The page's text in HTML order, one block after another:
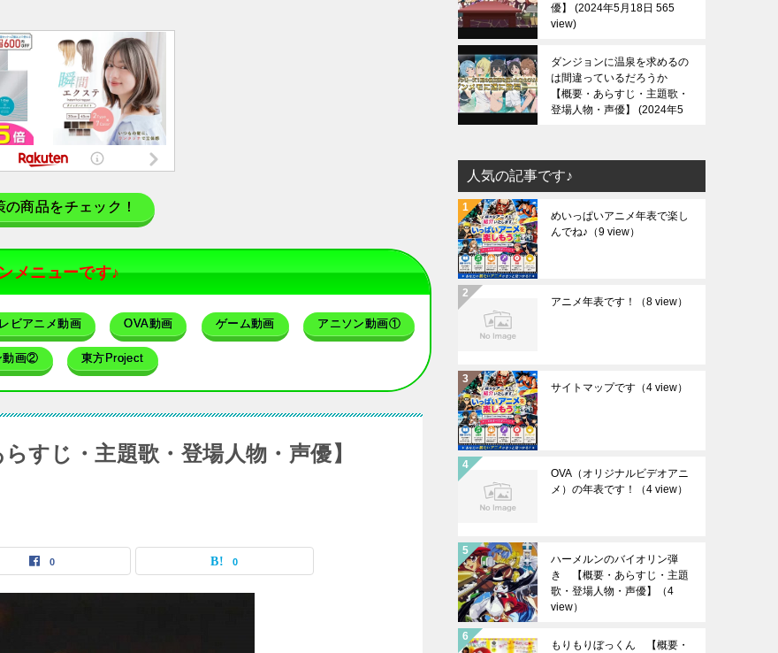
の商品をチェック！
メニューです♪
ビアニメ動画 OVA動画 ゲーム動画 アニソン動画①
動画② 東方Project
じ・主題歌・登場人物・声優】
0 0
優】
2024年5月18日 565
view
ダンジョンに温泉を求めるの
は間違っているだろうか
【概要・あらすじ・主題歌・
登場人物・声優】
2024年5
人気の記事です♪
めいっぱいアニメ年表で楽し
んでね♪ （9 view）
アニメ年表です！ （8 view）
サイトマップです （4 view）
OVA（オリジナルビデオアニ
メ）の年表です！
（4 view）
ハーメルンのバイオリン弾
き 【概要・あらすじ・主題
歌・登場人物・声優】
（4
view）
もりもりぼっくん 【概要・